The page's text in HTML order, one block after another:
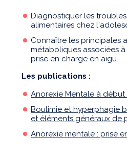
Diagnostiquer les
alimentaires chez
Connaître les principales
métaboliques associées
prise en charge en aigu.
Les publications :
Anorexie Mentale à début
Boulimie et hyperphagie
et éléments généraux de
Anorexie mentale : prise